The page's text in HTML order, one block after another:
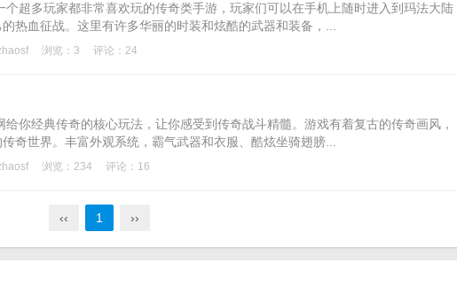
超多玩家都非常喜欢玩的传奇类手游，玩家们可以在手机上随时进入到玛法大陆
热血征战。这里有许多华丽的时装和炫酷的武器和装备，...
浏览：3 评论：24
你经典传奇的核心玩法，让你感受到传奇战斗精髓。游戏有着复古的传奇画风，
奇世界。丰富外观系统，霸气武器和衣服、酷炫坐骑翅膀...
浏览：234 评论：16
‹‹ 1 ››